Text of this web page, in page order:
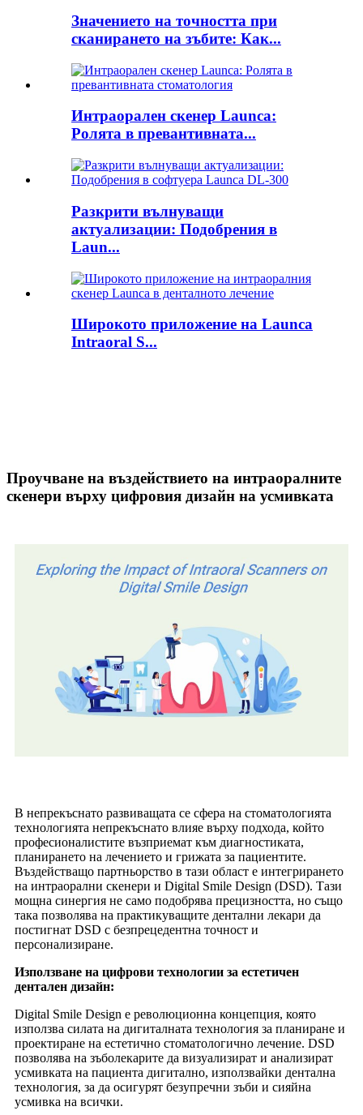
Значението на точността при
сканирането на зъбите: Как...
Интраорален скенер Launca:
Ролята в превантивната...
Разкрити вълнуващи
актуализации: Подобрения в
Laun...
Широкото приложение на Launca
Intraoral S...
Проучване на въздействието на интраоралните
скенери върху цифровия дизайн на усмивката
В непрекъснато развиващата се сфера на стоматологията
технологията непрекъснато влияе върху подхода, който
професионалистите възприемат към диагностиката,
планирането на лечението и грижата за пациентите.
Въздействащо партньорство в тази област е интегрирането
на интраорални скенери и Digital Smile Design (DSD). Тази
мощна синергия не само подобрява прецизността, но също
така позволява на практикуващите дентални лекари да
постигнат DSD с безпрецедентна точност и
персонализиране.
Използване на цифрови технологии за естетичен
дентален дизайн:
Digital Smile Design е революционна концепция, която
използва силата на дигиталната технология за планиране и
проектиране на естетично стоматологично лечение. DSD
позволява на зъболекарите да визуализират и анализират
усмивката на пациента дигитално, използвайки дентална
технология, за да осигурят безупречни зъби и сияйна
усмивка на всички.